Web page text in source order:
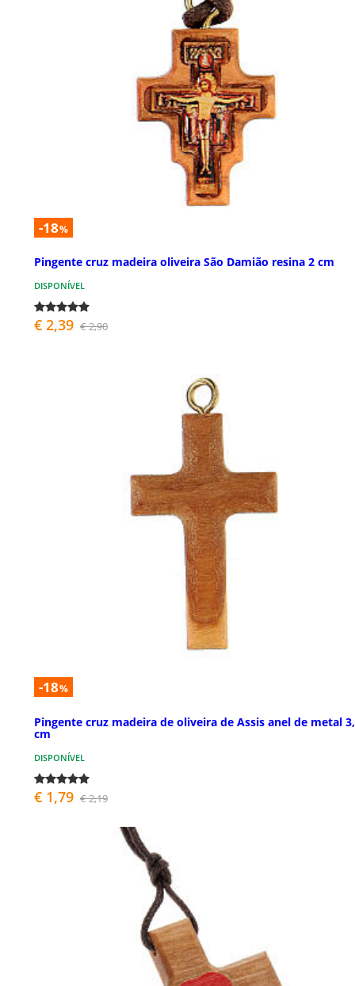
-18%
Pingente cruz madeira oliveira São Damião resina 2 cm
DISPONÍVEL
€ 2,39 € 2,90
-18%
Pingente cruz madeira de oliveira de Assis anel de metal
cm
DISPONÍVEL
€ 1,79 € 2,19